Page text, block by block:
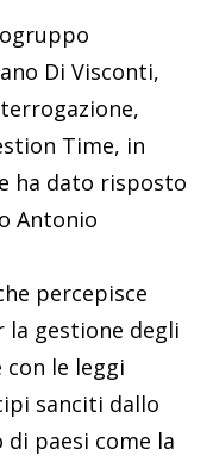
Di Visconti,
Time, in
ha dato risposto
Antonio
percepisce
gestione degli
le leggi
sanciti dallo
paesi come la